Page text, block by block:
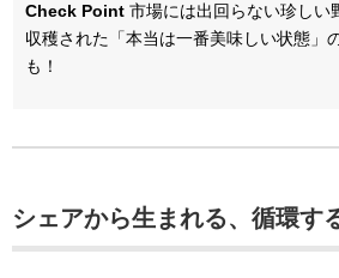
Check Point 市場には出回らない珍しい
収穫された「本当は一番美味しい状態」
も！
シェアから生まれる、循環す